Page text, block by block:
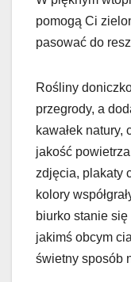
pomogą Ci
pasować do
Rośliny
przegrody, a
kawałek
jakość
zdjęcia, plakaty
kolory
biurko stanie
jakimś obcym
świetny sposób